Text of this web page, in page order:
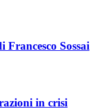
Sossai
in crisi